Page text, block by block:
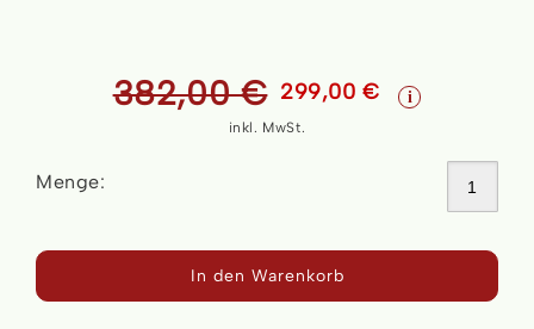
Menge:
In den Warenkorb
382,00 € 299,00 € i
inkl. MwSt.
beginning
images
gallery